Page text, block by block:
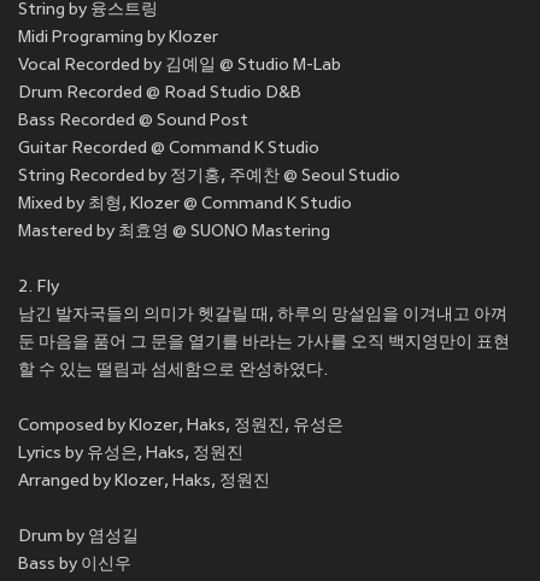
String by 융스트링
Midi Programing by Klozer
Vocal Recorded by 김예일 @ Studio M-Lab
Drum Recorded @ Road Studio D&B
Bass Recorded @ Sound Post
Guitar Recorded @ Command K Studio
String Recorded by 정기홍, 주예찬 @ Seoul Studio
Mixed by 최형, Klozer @ Command K Studio
Mastered by 최효영 @ SUONO Mastering
2. Fly
남긴 발자국들의 의미가 헷갈릴 때, 하루의 망설임을 이겨내고 아껴
둔 마음을 품어 그 문을 열기를 바라는 가사를 오직 백지영만이 표현
할 수 있는 떨림과 섬세함으로 완성하였다.
Composed by Klozer, Haks, 정원진, 유성은
Lyrics by 유성은, Haks, 정원진
Arranged by Klozer, Haks, 정원진
Drum by 염성길
Bass by 이신우